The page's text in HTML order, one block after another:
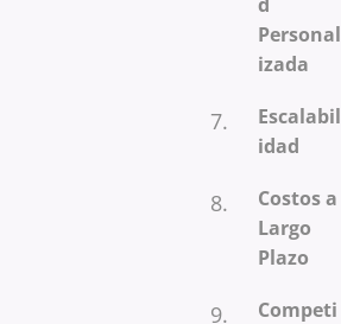
Personal
izada
Escalabil
idad
Costos a
Largo
Plazo
Competi